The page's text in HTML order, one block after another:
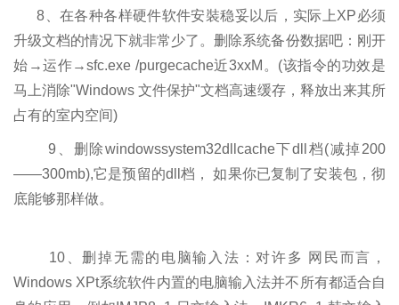
8、在各种各样硬件软件安裝稳妥以后，实际上XP必须
升级文档的情况下就非常少了。删除系统备份数据吧：刚开
始→运作→sfc.exe /purgecache近3xxM。(该指令的功效是
马上消除"Windows 文件保护"文档高速缓存，释放出来其所
占有的室内空间)
9、删除windowssystem32dllcache下dll档(减掉200
——300mb),它是预留的dll档， 如果你已复制了安装包，彻
底能够那样做。
10、删掉无需的电脑输入法：对许多 网民而言，
Windows XPt系统软件内置的电脑输入法并不所有都适合自